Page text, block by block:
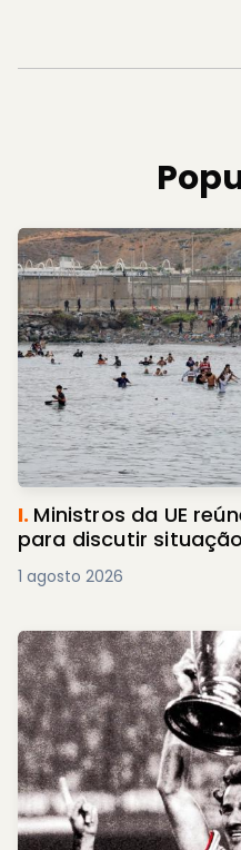
I. Ministros da UE
para discutir
1 agosto 2026